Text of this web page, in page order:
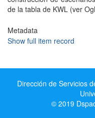
de la tabla de KWL (ver
Metadata
Show full item record
Dirección de Servicios
© 2019